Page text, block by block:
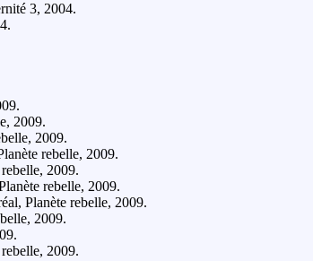
3, 2004.
2009.
2009.
rebelle, 2009.
2009.
rebelle, 2009.
Planète rebelle, 2009.
2009.
2009.